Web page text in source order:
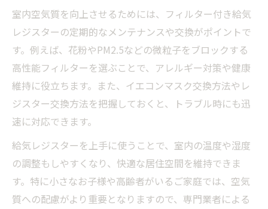
室内空気質を向上させるためには、フィルター付き給気
レジスターの定期的なメンテナンスや交換がポイントで
す。例えば、花粉やPM2.5などの微粒子をブロックする
高性能フィルターを選ぶことで、アレルギー対策や健康
維持に役立ちます。また、イエコンマスク交換方法やレ
ジスター交換方法を把握しておくと、トラブル時にも迅
速に対応できます。
給気レジスターを上手に使うことで、室内の温度や湿度
の調整もしやすくなり、快適な居住空間を維持できま
す。特に小さなお子様や高齢者がいるご家庭では、空気
質への配慮がより重要となりますので、専門業者による